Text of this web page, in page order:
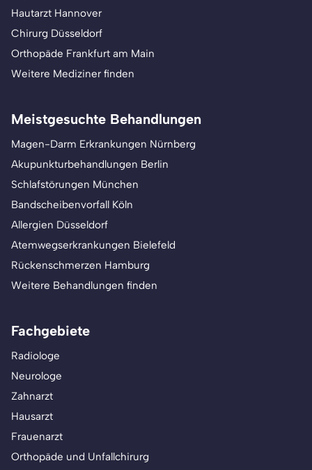
Hautarzt Hannover
Chirurg Düsseldorf
Orthopäde Frankfurt am Main
Weitere Mediziner finden
Meistgesuchte Behandlungen
Magen-Darm Erkrankungen Nürnberg
Akupunkturbehandlungen Berlin
Schlafstörungen München
Bandscheibenvorfall Köln
Allergien Düsseldorf
Atemwegserkrankungen Bielefeld
Rückenschmerzen Hamburg
Weitere Behandlungen finden
Fachgebiete
Radiologe
Neurologe
Zahnarzt
Hausarzt
Frauenarzt
Orthopäde und Unfallchirurg